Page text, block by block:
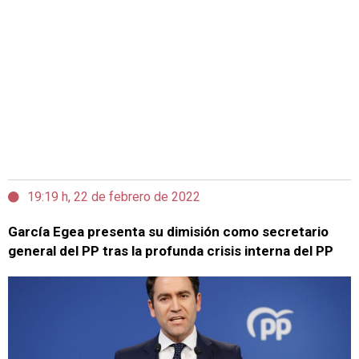
19:19 h, 22 de febrero de 2022
García Egea presenta su dimisión como secretario
general del PP tras la profunda crisis interna del PP